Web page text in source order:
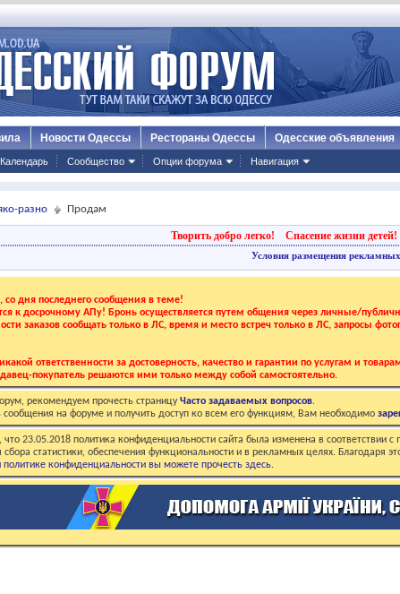
Календарь Сообщество Опции форума Навигация
Новости Одессы Рестораны Одессы Одесские объявления
разно Продам
Творить добро легко! Спасение жизни детей!
Условия размещения
дня последнего сообщения в теме!
к досрочному АПу! Бронь осуществляется путем общения через личные/
заказов сообщать только в ЛС, время и место встреч только в ЛС, запросы
ответственности за достоверность, качество и гарантии по услугам и
покупатель решаются ими только между собой самостоятельно.
рекомендуем прочесть страницуЧасто задаваемых вопросов.
на форуме и получить доступ ко всем его функциям, Вам необходимо
23.05.2018 политика конфиденциальности сайта была изменена в соответствии с
статистики, обеспечения функциональности и в рекламных целях. Благодаря
конфиденциальности вы можете прочесть здесь.